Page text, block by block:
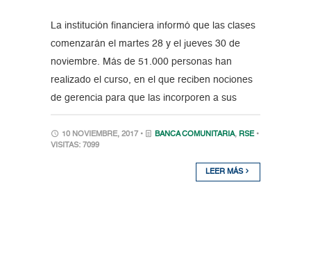
La institución financiera informó que las clases
comenzarán el martes 28 y el jueves 30 de
noviembre. Más de 51.000 personas han
realizado el curso, en el que reciben nociones
de gerencia para que las incorporen a sus
10 NOVIEMBRE, 2017 • BANCA COMUNITARIA, RSE •
VISITAS: 7099
LEER MÁS